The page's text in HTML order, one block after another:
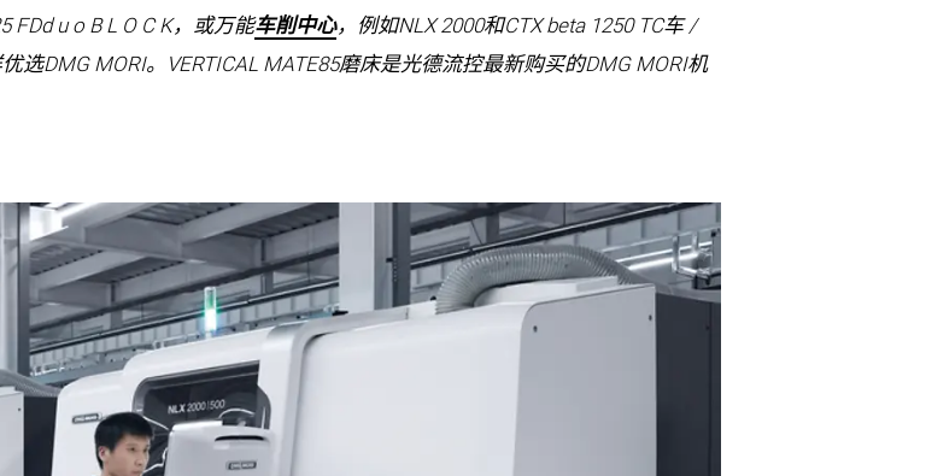
FDd u o B L O C K，或万能车削中心，例如NLX 2000和CTX beta 1250 TC车 /
DMG MORI。VERTICAL MATE85磨床是光德流控最新购买的DMG MORI机